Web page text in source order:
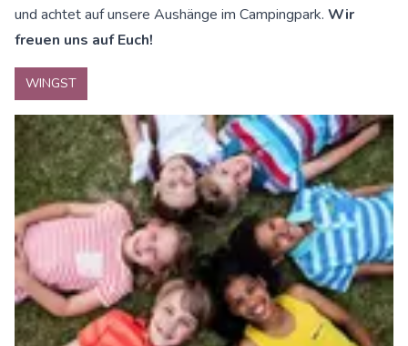
und achtet auf unsere Aushänge im Campingpark. Wir
freuen uns auf Euch!
WINGST